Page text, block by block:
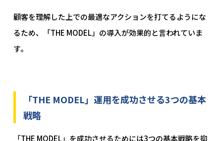
顧客を理解した上での最適なアクションを打てるようにな
るため、「THE MODEL」の導入が効果的と言われていま
す。
「THE MODEL」運用を成功させる3つの基本
戦略
「THE MODEL」を成功させるためには3つの基本戦略を抑